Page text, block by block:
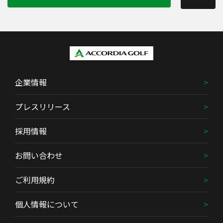
企業情報
プレスリリース
採用情報
お問い合わせ
ご利用規約
個人情報について